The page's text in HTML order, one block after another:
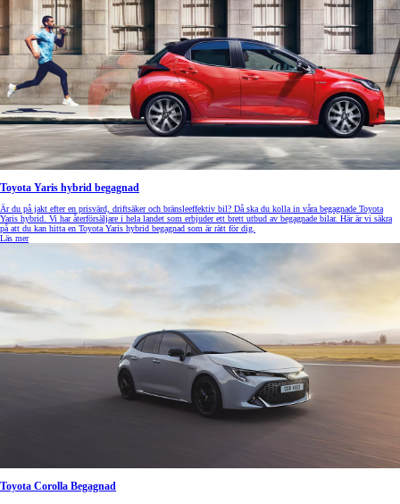
Toyota Yaris hybrid begagnad
Är du på jakt efter en prisvärd, driftsäker och bränsleeffektiv bil? Då ska du kolla in våra begagnade Toyota
Yaris hybrid. Vi har återförsäljare i hela landet som erbjuder ett brett utbud av begagnade bilar. Här är vi säkra
på att du kan hitta en Toyota Yaris hybrid begagnad som är rätt för dig.
Läs mer
Toyota Corolla Begagnad